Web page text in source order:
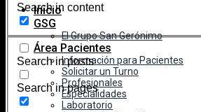
Inicio
GSG
El Grupo San Gerónimo
Área Pacientes
Información para Pacientes
Solicitar un Turno
Profesionales
Especialidades
Laboratorio
Search in content
Search in posts
Search in pages